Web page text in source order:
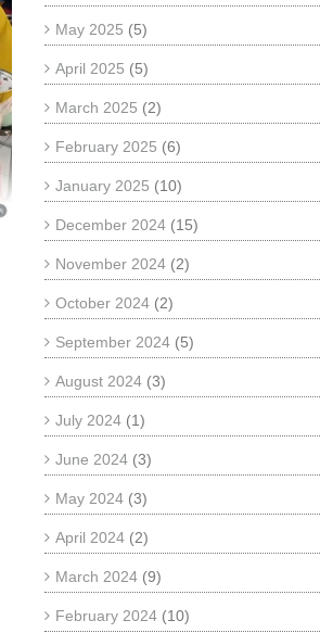
May 2025 (5)
April 2025 (5)
March 2025 (2)
February 2025 (6)
January 2025 (10)
December 2024 (15)
November 2024 (2)
October 2024 (2)
September 2024 (5)
August 2024 (3)
July 2024 (1)
June 2024 (3)
May 2024 (3)
April 2024 (2)
March 2024 (9)
February 2024 (10)